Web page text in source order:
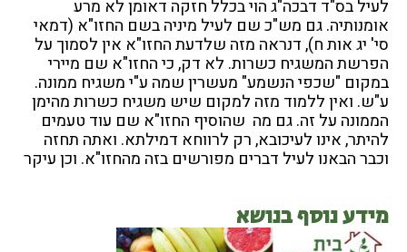
לעיל בס"ד דבכה"ג הוי בכלל חזקה דאומן לא מרע
אומנותיה. גם מש"כ שם לעיל מיניה בשם החזו"א (דמאי
סי' יג אות ח), דנראה מזה שלדעת החזו"א אין לסמוך על
הפרשת המשגיח כשרות. לא דק, כי החזו"א שם מיירי
במקום "שכפי הנשמע" מעשרין שמה ע"י משגיח ממונה.
ע"ש. ואין ללמוד מזה למקום שיש משגיח כשרות מהימן
הממונה על זה. גם מה שהוסיף החזו"א שם עוד טעמים
להיתר, אינו לעיכובא, רק לרווחא דמילתא. ואתה תחזה
וכבר הבאנו לעיל דברים מפורשים בזה מהחזו"א. וכן עיקר
מידע נוסף בנושא